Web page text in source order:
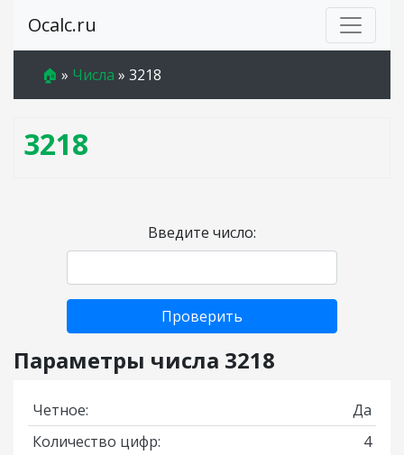
Ocalc.ru
🏠 » Числа » 3218
3218
Введите число:
Проверить
Параметры числа 3218
Четное:
Да
Количество цифр:
4